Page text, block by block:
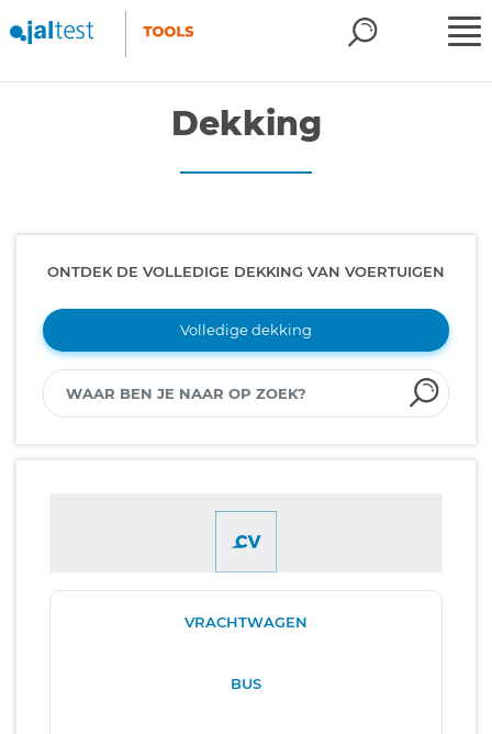
Dekking
ONTDEK DE VOLLEDIGE DEKKING VAN VOERTUIGEN
Volledige dekking
VRACHTWAGEN
BUS